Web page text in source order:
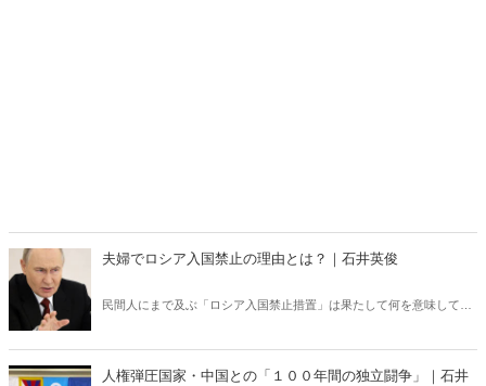
夫婦でロシア入国禁止の理由とは？｜石井英俊
民間人にまで及ぶ「ロシア入国禁止措置」は果たして何を意味してい
人権弾圧国家・中国との「１００年間の独立闘争」｜石井